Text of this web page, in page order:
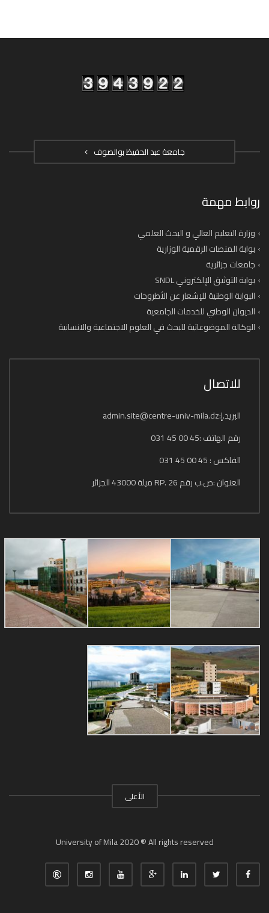
جامعة عبد الحفيظ بوالصوف
روابط مهمة
وزارة التعليم العالي و البحث العلمي
بوابة المنصات الرقمية الوزارية
جامعات جزائرية
بوابة التوثيق الإلكتروني SNDL
البوابة الوطنية للإشعار عن الأطروحات
الديوان الوطني للخدمات الجامعية
الوكالة الموضوعاتية للبحث في العلوم الاجتماعية والانسانية
للاتصال
البريد.إ:admin.site@centre-univ-mila.dz
رقم الهاتف :45 00 45 031
الفاكس : 45 00 45 031
العنوان :ص.ب رقم 26 .RP ميلة 43000 الجزائر
الأعلى
University of Mila 2020 ® All rights reserved